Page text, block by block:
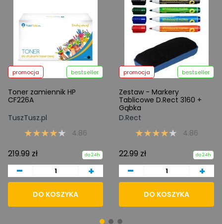
promocja bestseller
Toner zamiennik HP
CF226A
TuszTusz.pl
4.86
219.99 zł do 24h
- +
DO KOSZYKA
promocja bestseller
Zestaw - Markery
Tablicowe D.Rect 3160 +
Gąbka
D.Rect
4.86
22.99 zł do 24h
- +
DO KOSZYKA